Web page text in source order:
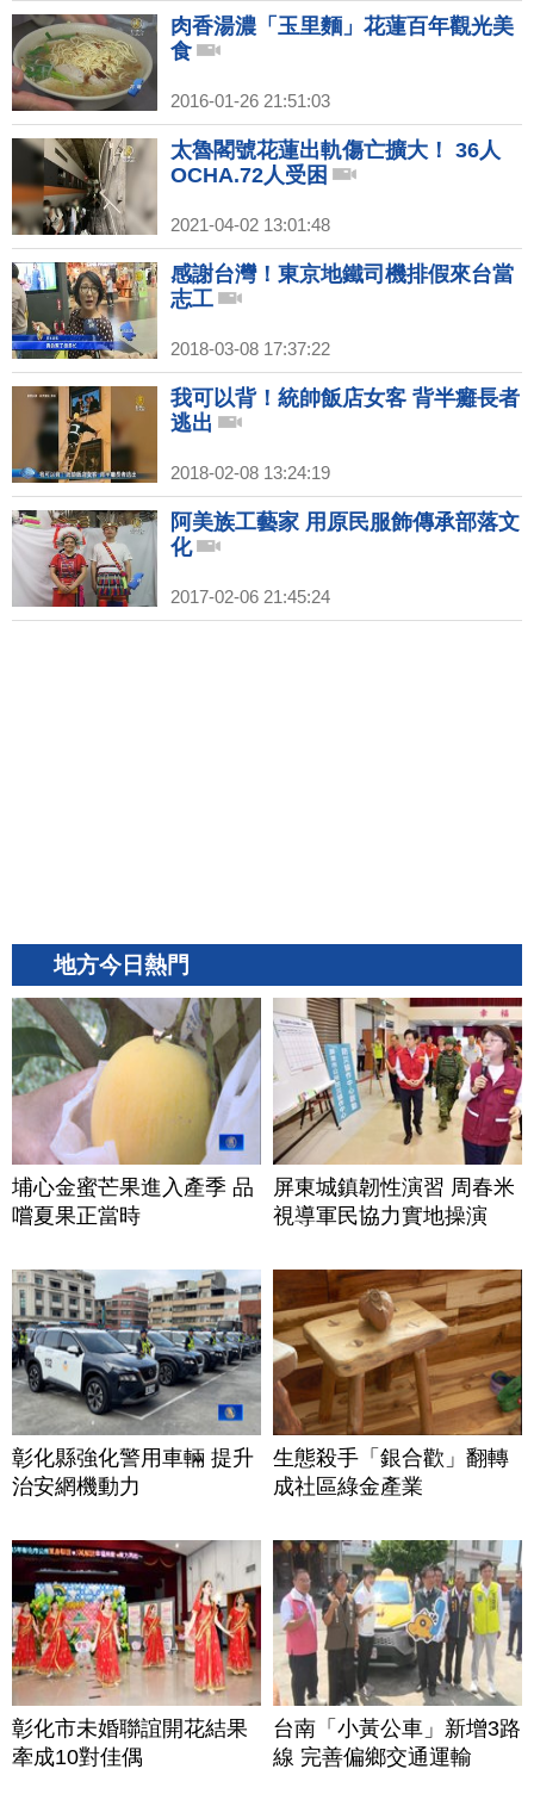
肉香湯濃「玉里麵」花蓮百年觀光美
食
2016-01-26 21:51:03
太魯閣號花蓮出軌傷亡擴大！ 36人
OCHA.72人受困
2021-04-02 13:01:48
感謝台灣！東京地鐵司機排假來台當
志工
2018-03-08 17:37:22
我可以背！統帥飯店女客 背半癱長者
逃出
2018-02-08 13:24:19
阿美族工藝家 用原民服飾傳承部落文
化
2017-02-06 21:45:24
地方今日熱門
埔心金蜜芒果進入產季 品
嚐夏果正當時
屏東城鎮韌性演習 周春米
視導軍民協力實地操演
彰化縣強化警用車輛 提升
治安網機動力
生態殺手「銀合歡」翻轉
成社區綠金產業
彰化市未婚聯誼開花結果
牽成10對佳偶
台南「小黃公車」新增3路
線 完善偏鄉交通運輸